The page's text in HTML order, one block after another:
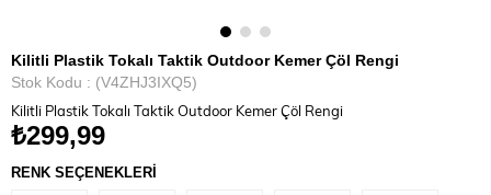
Kilitli Plastik Tokalı Taktik Outdoor Kemer Çöl Rengi
Stok Kodu
(V4ZHJ3IXQ5)
Kilitli Plastik Tokalı Taktik Outdoor Kemer Çöl Rengi
₺299,99
RENK SEÇENEKLERİ